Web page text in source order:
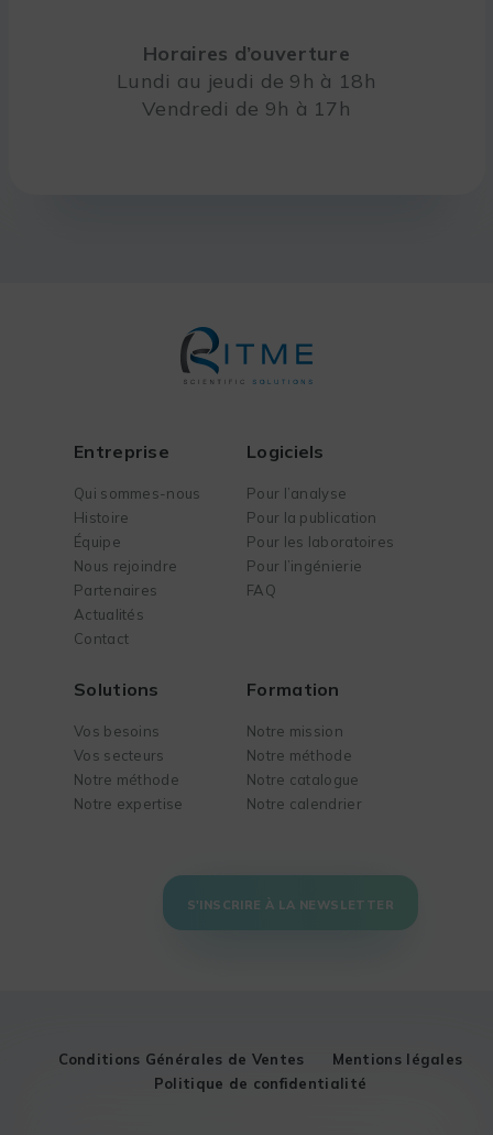
Horaires d’ouverture
Lundi au jeudi de 9h à 18h
Vendredi de 9h à 17h
Entreprise
Qui sommes-nous
Histoire
Équipe
Nous rejoindre
Partenaires
Actualités
Contact
Logiciels
Pour l’analyse
Pour la publication
Pour les laboratoires
Pour l’ingénierie
FAQ
Solutions
Vos besoins
Vos secteurs
Notre méthode
Notre expertise
Formation
Notre mission
Notre méthode
Notre catalogue
Notre calendrier
S'INSCRIRE À LA NEWSLETTER
Conditions Générales de Ventes
Mentions légales
Politique de confidentialité